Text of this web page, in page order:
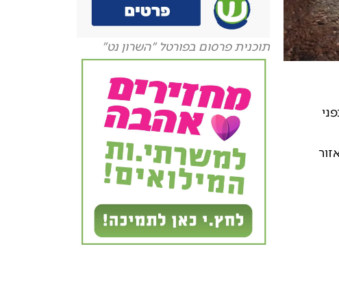
תוכנית פרסום בפורטל "השרון נט"